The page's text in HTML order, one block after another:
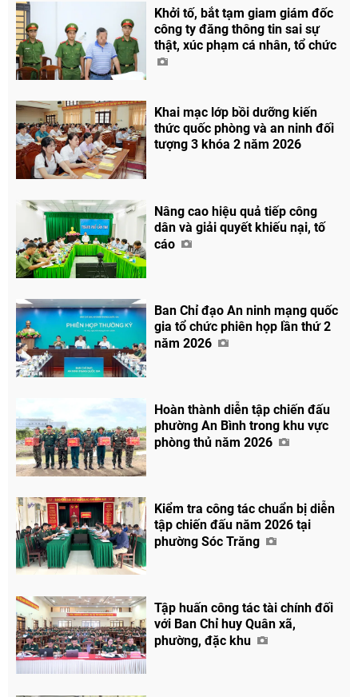
Chia sẻ
Khởi tố, bắt tạm giam giám đốc
công ty đăng thông tin sai sự
thật, xúc phạm cá nhân, tổ chức
Khai mạc lớp bồi dưỡng kiến
thức quốc phòng và an ninh đối
tượng 3 khóa 2 năm 2026
Nâng cao hiệu quả tiếp công
dân và giải quyết khiếu nại, tố
cáo
Ban Chỉ đạo An ninh mạng quốc
gia tổ chức phiên họp lần thứ 2
năm 2026
Hoàn thành diễn tập chiến đấu
phường An Bình trong khu vực
phòng thủ năm 2026
Kiểm tra công tác chuẩn bị diễn
tập chiến đấu năm 2026 tại
phường Sóc Trăng
Tập huấn công tác tài chính đối
với Ban Chỉ huy Quân xã,
phường, đặc khu